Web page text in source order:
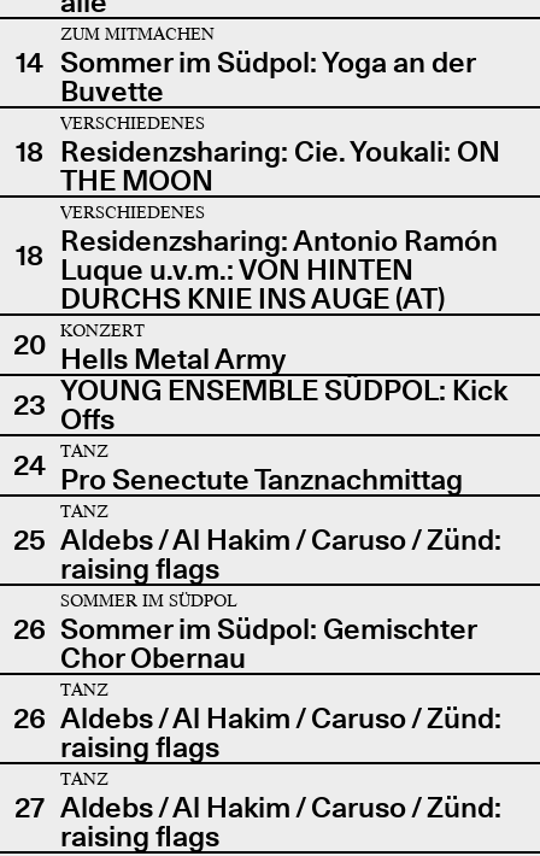
14
ZUM MITMACHEN
Sommer im Südpol: Yoga an der
Buvette
18
VERSCHIEDENES
Residenzsharing: Cie. Youkali: ON
THE MOON
18
VERSCHIEDENES
Residenzsharing: Antonio Ramón
Luque u.v.m.: VON HINTEN
DURCHS KNIE INS AUGE (AT)
20
KONZERT
Hells Metal Army
23 YOUNG ENSEMBLE SÜDPOL: Kick
Offs
24
TANZ
Pro Senectute Tanznachmittag
25
TANZ
Aldebs / Al Hakim / Caruso / Zünd:
raising flags
26
SOMMER IM SÜDPOL
Sommer im Südpol: Gemischter
Chor Obernau
26
TANZ
Aldebs / Al Hakim / Caruso / Zünd:
raising flags
27
TANZ
Aldebs / Al Hakim / Caruso / Zünd:
raising flags